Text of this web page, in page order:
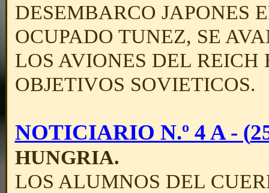
DESEMBARCO JAPONES
OCUPADO TUNEZ, SE
LOS AVIONES DEL
OBJETIVOS SOVIETICOS.
NOTICIARIO N.º 4 A - (
HUNGRIA.
LOS ALUMNOS DEL